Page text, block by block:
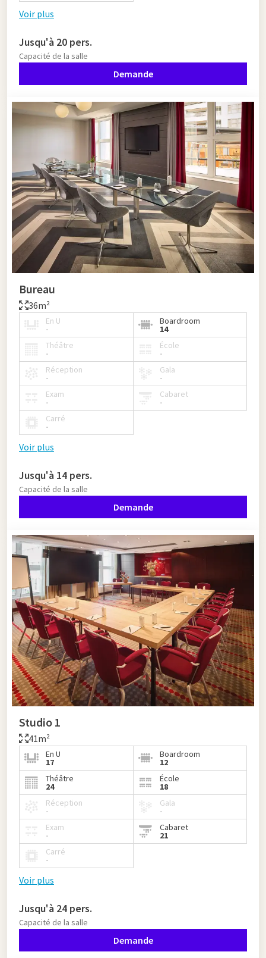
Voir plus
Jusqu'à 20 pers.
Capacité de la salle
Demande
Bureau
36m²
En U
-
Boardroom
14
Théâtre
-
École
-
Réception
-
Gala
-
Exam
-
Cabaret
-
Carré
-
Voir plus
Jusqu'à 14 pers.
Capacité de la salle
Demande
Studio 1
41m²
En U
17
Boardroom
12
Théâtre
24
École
18
Réception
-
Gala
-
Exam
-
Cabaret
21
Carré
-
Voir plus
Jusqu'à 24 pers.
Capacité de la salle
Demande